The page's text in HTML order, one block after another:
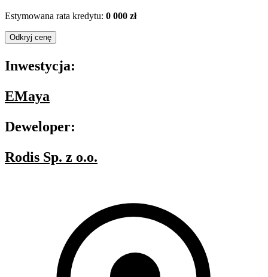
Estymowana rata kredytu: 0 000 zł
Odkryj cenę
Inwestycja:
EMaya
Deweloper:
Rodis Sp. z o.o.